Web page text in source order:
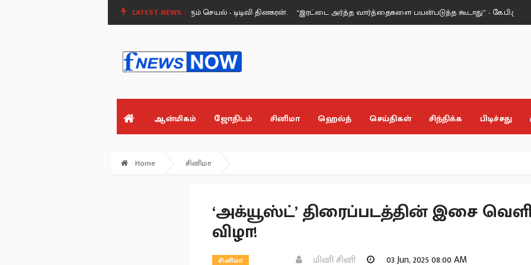
LATEST NEWS :
எதிர்க்கட்சிகளின் குரல்வளையை நசுக்கும் செயல் - டிடிவி தினகரன். “இரட்டை அர்த்த வார்த்தைகளை பயன்படுத்த கூடாது” - கே.பி.முனுசாமி.
ஆன்மிகம் ஜோதிடம் சினிமா ஹெல்த் செய்திகள் சிந்திக்க பிடிச்சது
Home சினிமா
‘அக்யூஸ்ட்’ திரைப்படத்தின் இசை
விழா!
சினிமா மினி சினி 03 Jun, 2025 08:00 AM